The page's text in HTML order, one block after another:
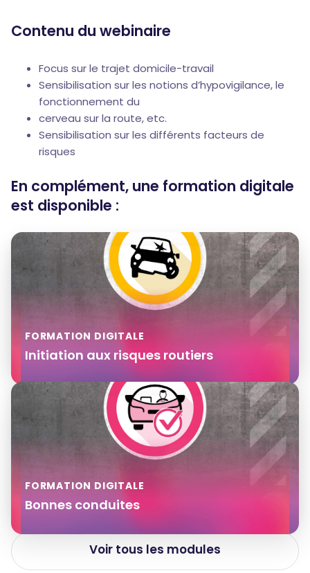
Contenu du webinaire
Focus sur le trajet domicile-travail
Sensibilisation sur les notions d’hypovigilance, le
fonctionnement du
cerveau sur la route, etc.
Sensibilisation sur les différents facteurs de
risques
En complément, une formation digitale
est disponible :
FORMATION DIGITALE
Initiation aux risques routiers
FORMATION DIGITALE
Bonnes conduites
Voir tous les modules